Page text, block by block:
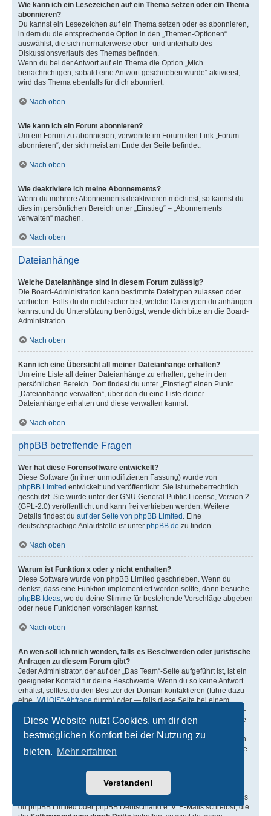
Diese Website nutzt Cookies, um dir den
bestmöglichen Komfort bei der Nutzung zu
bieten. Mehr erfahren
Verstanden!
Wie kann ich ein Lesezeichen auf ein Thema setzen oder ein Thema
abonnieren?
Du kannst ein Lesezeichen auf ein Thema setzen oder es abonnieren,
in dem du die entsprechende Option in den „Themen-Optionen“
auswählst, die sich normalerweise ober- und unterhalb des
Diskussionsverlaufs des Themas befinden.
Wenn du bei der Antwort auf ein Thema die Option „Mich
benachrichtigen, sobald eine Antwort geschrieben wurde“ aktivierst,
wird das Thema ebenfalls für dich abonniert.
Nach oben
Wie kann ich ein Forum abonnieren?
Um ein Forum zu abonnieren, verwende im Forum den Link „Forum
abonnieren“, der sich meist am Ende der Seite befindet.
Nach oben
Wie deaktiviere ich meine Abonnements?
Wenn du mehrere Abonnements deaktivieren möchtest, so kannst du
dies im persönlichen Bereich unter „Einstieg“ – „Abonnements
verwalten“ machen.
Nach oben
Dateianhänge
Welche Dateianhänge sind in diesem Forum zulässig?
Die Board-Administration kann bestimmte Dateitypen zulassen oder
verbieten. Falls du dir nicht sicher bist, welche Dateitypen du anhängen
kannst und du Unterstützung benötigst, wende dich bitte an die Board-
Administration.
Nach oben
Kann ich eine Übersicht all meiner Dateianhänge erhalten?
Um eine Liste all deiner Dateianhänge zu erhalten, gehe in den
persönlichen Bereich. Dort findest du unter „Einstieg“ einen Punkt
„Dateianhänge verwalten“, über den du eine Liste deiner
Dateianhänge erhalten und diese verwalten kannst.
Nach oben
phpBB betreffende Fragen
Wer hat diese Forensoftware entwickelt?
Diese Software (in ihrer unmodifizierten Fassung) wurde von
phpBB Limited entwickelt und veröffentlicht. Sie ist urheberrechtlich
geschützt. Sie wurde unter der GNU General Public License, Version 2
(GPL-2.0) veröffentlicht und kann frei vertrieben werden. Weitere
Details findest du auf der Seite von phpBB Limited . Eine
deutschsprachige Anlaufstelle ist unter phpBB.de zu finden.
Nach oben
Warum ist Funktion x oder y nicht enthalten?
Diese Software wurde von phpBB Limited geschrieben. Wenn du
denkst, dass eine Funktion implementiert werden sollte, dann besuche
phpBB Ideas, wo du deine Stimme für bestehende Vorschläge abgeben
oder neue Funktionen vorschlagen kannst.
Nach oben
An wen soll ich mich wenden, falls es Beschwerden oder juristische
Anfragen zu diesem Forum gibt?
Jeder Administrator, der auf der „Das Team“-Seite aufgeführt ist, ist ein
geeigneter Kontakt für deine Beschwerde. Wenn du so keine Antwort
erhältst, solltest du den Besitzer der Domain kontaktieren (führe dazu
eine„WHOIS“-Abfragedurch) oder — falls diese Seite bei einem
kostenlosen Webhoster wie z. B. Yahoo!, free.fr, funpic.de usw. liegt —
den Support oder den Abuse-Kontakt des betreffenden Dienstes. Bitte
beachte, dass phpBB Limited (phpBB.com) und phpBB Deutschland
e. V. (phpBB.de) absolut keinen Einfluss auf die Benutzung oder den
oder die Benutzer der Forensoftware haben und dafür in keiner Weise
zur Verantwortung herangezogen werden können. Kontaktiere daher
mit jeglichen juristischen Fragen (Unterlassungserklärungen,
sich nicht direkt
phpbb.com, phpbb.de oder die phpBB-Software selbst beziehen. Falls
du phpBB Limited oder phpBB Deutschland e. V. E-Mails schreibst, die